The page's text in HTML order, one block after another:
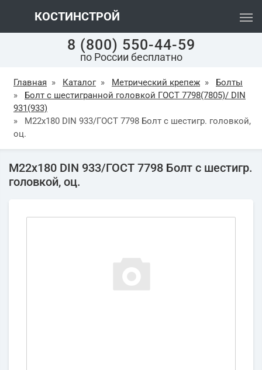
КОСТИНСТРОЙ
8 (800) 550-44-59
по России бесплатно
Главная » Каталог » Метрический крепеж »
Болты
»
Болт с шестигранной головкой ГОСТ 7798(7805)/ DIN
931(933)
»
М22х180 DIN 933/ГОСТ 7798 Болт с шестигр. головкой,
оц.
М22х180 DIN 933/ГОСТ 7798 Болт с шестигр.
головкой, оц.